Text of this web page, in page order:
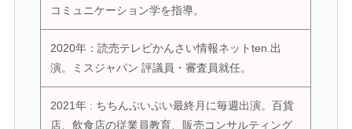
コミュニケーション学を指導。
2020年：読売テレビかんさい情報ネットten.出
演。ミスジャパン 評議員・審査員就任。
2021年 : ちちんぷいぷい最終月に毎週出演。百貨
店、飲食店の従業員教育、販売コンサルティング